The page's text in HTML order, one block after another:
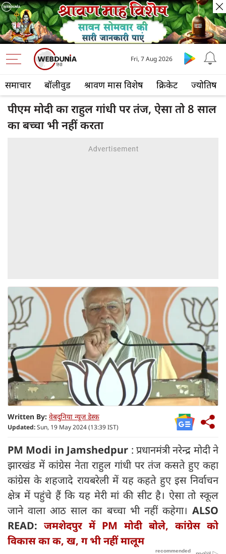
समाचार बॉलीवुड श्रावण मास विशेष क्रिकेट ज्योतिष
Fri, 7 Aug 2026
पीएम मोदी का राहुल गांधी पर तंज, ऐसा तो 8 साल
का बच्चा भी नहीं करता
Written By: वेबदुनिया न्यूज डेस्क
Updated:Sun, 19 May 2024 (13:39 IST)
PM Modi in Jamshedpur : प्रधानमंत्री नरेन्द्र मोदी ने
झारखंड में कांग्रेस नेता राहुल गांधी पर तंज कसते हुए कहा
कांग्रेस के शहजादे रायबरेली में यह कहते हुए इस निर्वाचन
क्षेत्र में पहुंचे हैं कि यह मेरी मां की सीट है। ऐसा तो स्कूल
जाने वाला आठ साल का बच्चा भी नहीं कहेगा। ALSO
READ: जमशेदपुर में PM मोदी बोले, कांग्रेस को
विकास का क, ख, ग भी नहीं मालूम